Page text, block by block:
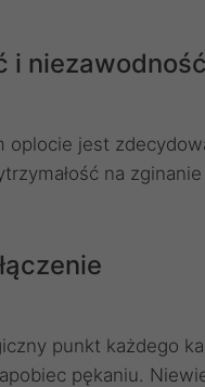
i niezawodność
oplocie jest
na
punkt każdego
pękaniu.